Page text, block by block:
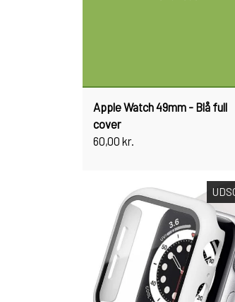
Apple Watch 49mm - Blå full
cover
60,00 kr.